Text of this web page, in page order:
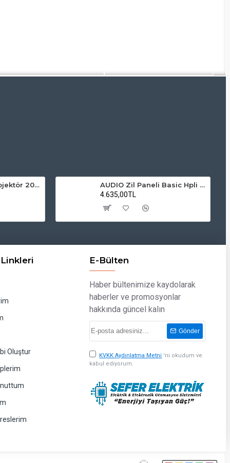
ZMR Solar LED Projektör 200W 6500K Beyaz Işık Dış Mekan Projektör
AUDIO Zil Paneli Basic Hpli Çift Buton 18'li Sesli Apartman Diafon Kapı Paneli
4.635,00TL
Oluştur
E-Bülten
Haber bültenimize kaydolarak
haberler ve promosyonlar
hakkında güncel kalın
Gönder
KVKK Aydınlatma Metni 'ni okudum ve
kabul ediyorum.